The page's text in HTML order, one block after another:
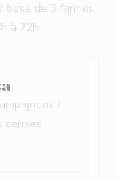
base de 3 farines
à 72h
/
cerises